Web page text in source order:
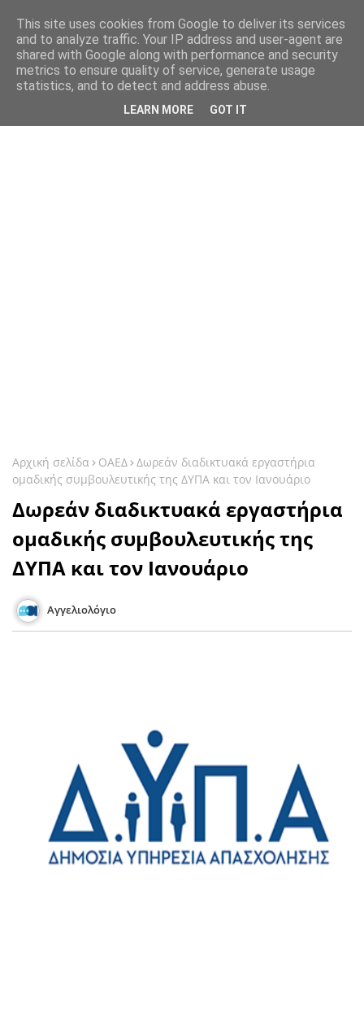
Αρχική σελίδα ΟΑΕΔ Δωρεάν διαδικτυακά εργαστήρια
ομαδικής συμβουλευτικής της ΔΥΠΑ και τον Ιανουάριο
Δωρεάν διαδικτυακά εργαστήρια
ομαδικής συμβουλευτικής της
ΔΥΠΑ και τον Ιανουάριο
Αγγελιολόγιο
This site uses cookies from Google to deliver its services
and to analyze traffic. Your IP address and user-agent are
shared with Google along with performance and security
metrics to ensure quality of service, generate usage
statistics, and to detect and address abuse.
LEARN MORE GOT IT